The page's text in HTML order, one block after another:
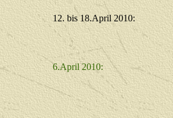
12. bis 18.April 2010:
6.April 2010: